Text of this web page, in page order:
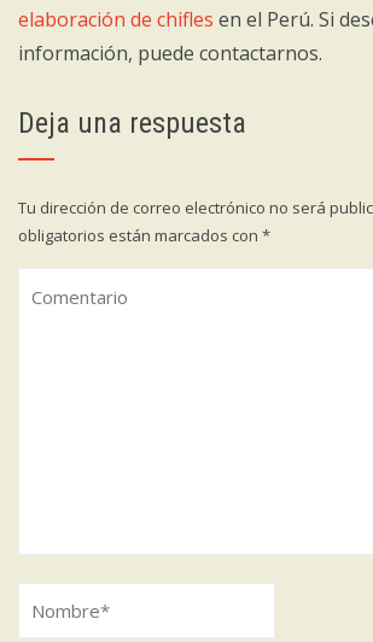
elaboración de chifles en el Perú. Si
información, puede contactarnos.
Deja una respuesta
Tu dirección de correo electrónico no será
obligatorios están marcados con *